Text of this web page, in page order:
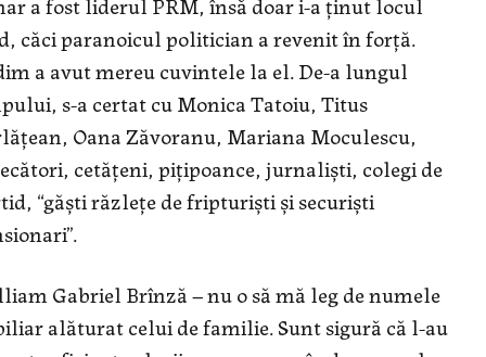
căci paranoicul politician a revenit în forță.
a avut mereu cuvintele la el. De-a lungul
s-a certat cu Monica Tatoiu, Titus
Oana Zăvoranu, Mariana Moculescu,
cetățeni, pițipoance, jurnaliști, colegi de
“găşti răzleţe de fripturişti şi securişti
Gabriel Brînză – nu o să mă leg de numele
alăturat celui de familie. Sunt sigură că l-au